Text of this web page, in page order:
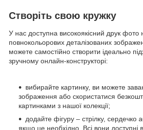
Створіть свою кружку
У нас доступна високоякісний друк фото
повнокольорових деталізованих
можете самостійно створити ідеально
зручному онлайн-конструкторі:
вибирайте картинку, ви можете
зображення або скористатися
картинками з нашої колекції;
додайте фігуру – стрілку, сердечко
якщо це необхідно. Всі вони доступні в